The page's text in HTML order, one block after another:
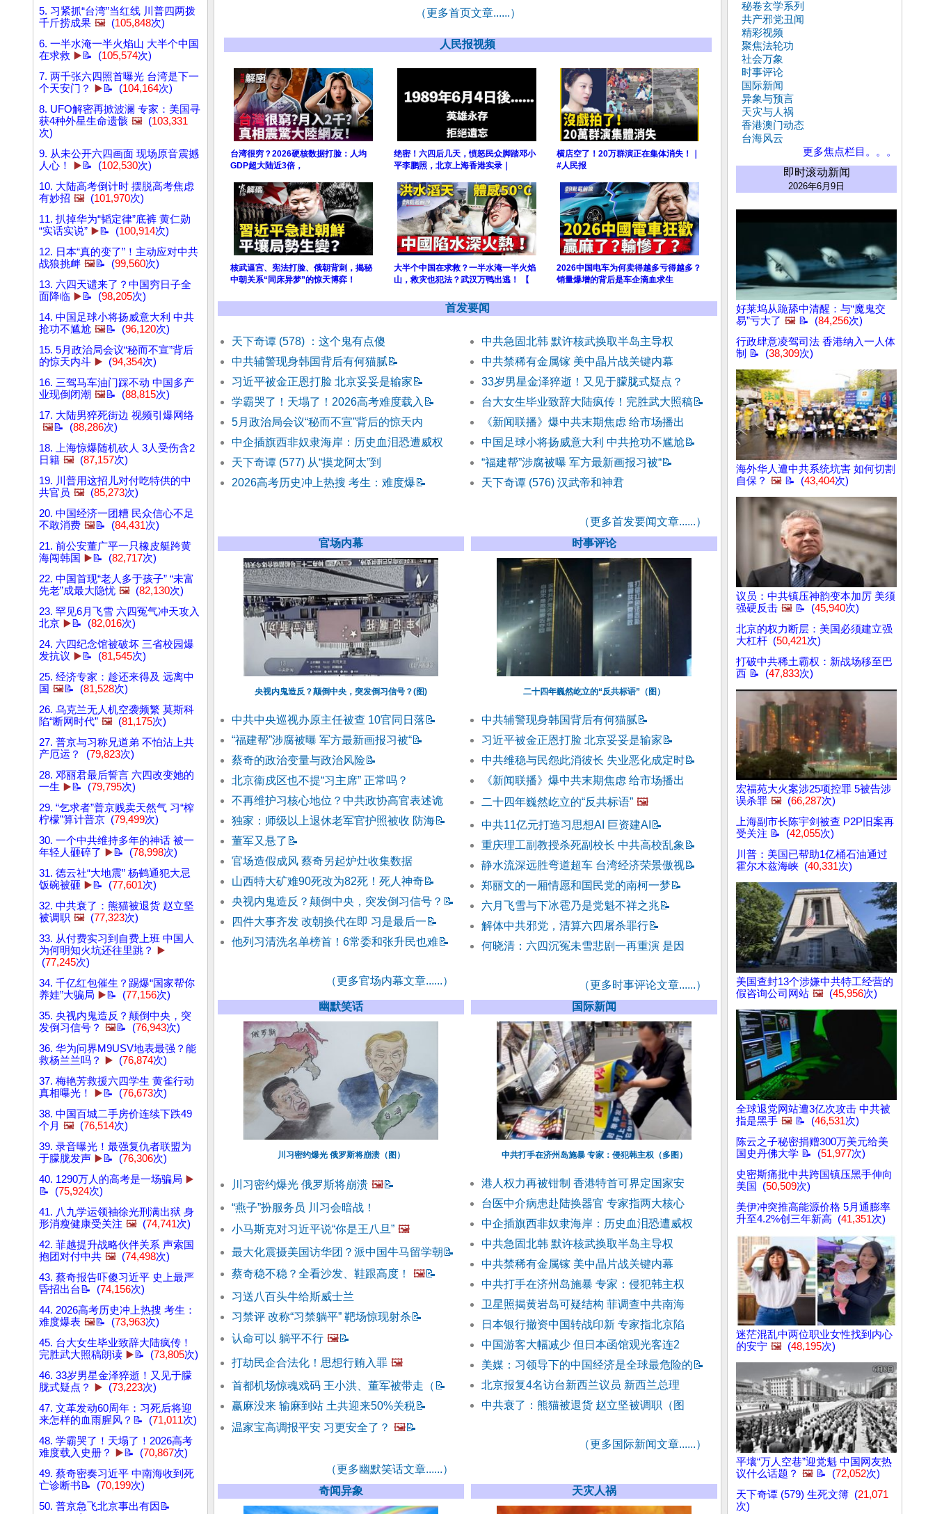
5. 习紧抓“台湾”当红线 川普四两拨
千斤捞成果 🖼️ (105,848次)
6. 一半水淹一半火焰山 大半个中国
在求救 ▶️📝 (105,574次)
7. 两千张六四照首曝光 台湾是下一
个天安门？
▶️📝 (104,164次)
8. UFO解密再掀波澜 专家：美国寻
获4种外星生命遗骸 🖼️ (103,331
次)
9. 从未公开六四画面 现场原音震撼
人心！
▶️📝 (102,530次)
10. 大陆高考倒计时 摆脱高考焦虑
有妙招 🖼️ (101,970次)
11. 扒掉华为“韬定律”底裤 黄仁勋
“实话实说” ▶️📝 (100,914次)
12. 日本“真的变了”！主动应对中共
战狼挑衅 🖼️📝 (99,560次)
13. 六四天谴来了？中国穷日子全
面降临 ▶️📝 (98,205次)
14. 中国足球小将扬威意大利 中共
抢功不尴尬 🖼️📝 (96,120次)
15. 5月政治局会议“秘而不宣”背后
的惊天内斗 ▶️ (94,354次)
16. 三驾马车油门踩不动 中国多产
业现倒闭潮 🖼️📝 (88,815次)
17. 大陆男猝死街边 视频引爆网络
🖼️📝 (88,286次)
18. 上海惊爆随机砍人 3人受伤含2
日籍 🖼️ (87,157次)
19. 川普用这招儿对付吃特供的中
共官员 🖼️ (85,273次)
20. 中国经济一团糟 民众信心不足
不敢消费 🖼️📝 (84,431次)
21. 前公安董广平一只橡皮艇跨黄
海闯韩国 ▶️📝 (82,717次)
22. 中国首现“老人多于孩子” “未富
先老”成最大隐忧 🖼️ (82,130次)
23. 罕见6月飞雪 六四冤气冲天攻入
北京 ▶️📝 (82,016次)
24. 六四纪念馆被破坏 三省校园爆
发抗议 ▶️📝 (81,545次)
25. 经济专家：趁还来得及 远离中
国 🖼️📝 (81,528次)
26. 乌克兰无人机空袭频繁 莫斯科
陷“断网时代” 🖼️ (81,175次)
27. 普京与习称兄道弟 不怕沾上共
产厄运？ (79,823次)
28. 邓丽君最后誓言 六四改变她的
一生 ▶️📝 (79,795次)
29. “乞求者”普京贱卖天然气 习“榨
柠檬”算计普京 (79,499次)
30. 一个中共维持多年的神话 被一
年轻人砸碎了 ▶️📝 (78,998次)
31. 德云社“大地震” 杨鹤通犯大忌
饭碗被砸 ▶️📝 (77,601次)
32. 中共衰了：熊猫被退货 赵立坚
被调职 🖼️ (77,323次)
33. 从付费实习到自费上班 中国人
为何明知火坑还往里跳？
▶️
(77,245次)
34. 千亿红包催生？踢爆“国家帮你
养娃”大骗局 ▶️📝 (77,156次)
35. 央视内鬼造反？颠倒中央，突
发倒习信号？ 🖼️📝 (76,943次)
36. 华为问界M9USV地表最强？能
救杨兰兰吗？
▶️ (76,874次)
37. 梅艳芳救援六四学生 黄雀行动
真相曝光！
▶️📝 (76,673次)
38. 中国百城二手房价连续下跌49
个月 🖼️ (76,514次)
39. 录音曝光！最强复仇者联盟为
于朦胧发声 ▶️📝 (76,306次)
40. 1290万人的高考是一场骗局 ▶️
📝 (75,924次)
41. 八九学运领袖徐光刑满出狱 身
形消瘦健康受关注 🖼️ (74,741次)
42. 菲越提升战略伙伴关系 声索国
抱团对付中共 🖼️ (74,498次)
43. 蔡奇报告吓傻习近平 史上最严
昏招出台📝 (74,156次)
44. 2026高考历史冲上热搜 考生：
难度爆表 🖼️📝 (73,963次)
45. 台大女生毕业致辞大陆疯传！
完胜武大照稿朗读 ▶️📝 (73,805次)
46. 33岁男星金泽猝逝！又见于朦
胧式疑点？
▶️ (73,223次)
47. 文革发动60周年：习死后将迎
来怎样的血雨腥风？📝 (71,011次)
48. 学霸哭了！天塌了！2026高考
难度载入史册？
▶️📝 (70,867次)
49. 蔡奇密奏习近平 中南海收到死
亡诊断书📝 (70,199次)
50. 普京急飞北京事出有因📝
（更多首页文章......）
人民报视频
台湾很穷？2026硬核数据打脸：人均
GDP超大陆近3倍，
绝密！六四后几天，愤怒民众脚踏邓小
平李鹏照，北京上海香港实录｜
横店空了！20万群演正在集体消失！｜
#人民报
核武逼宫、宪法打脸、俄朝背刺，揭秘
中朝关系“同床异梦”的惊天博弈！
大半个中国在求救？一半水淹一半火焰
山，救灾也犯法？武汉万鸭出逃！ 【
2026中国电车为何卖得越多亏得越多？
销量爆增的背后是车企滴血求生
首发要闻
天下奇谭 (578) ：这个鬼有点傻
中共辅警现身韩国背后有何猫腻📝
习近平被金正恩打脸 北京妥妥是输家 📝
学霸哭了！天塌了！2026高考难度载入 📝
5月政治局会议“秘而不宣”背后的惊天内
中企插旗西非奴隶海岸：历史血泪恐遭威权
天下奇谭 (577) 从“摸龙阿太”到
2026高考历史冲上热搜 考生：难度爆 📝
中共急固北韩 默许核武换取半岛主导权
中共禁稀有金属镓 美中晶片战关键内幕
33岁男星金泽猝逝！又见于朦胧式疑点？
台大女生毕业致辞大陆疯传！完胜武大照稿📝
《新闻联播》爆中共末期焦虑 给市场播出
中国足球小将扬威意大利 中共抢功不尴尬📝
“福建帮”涉腐被曝 军方最新画报习被“📝
天下奇谭 (576) 汉武帝和神君
（更多首发要闻文章......）
官场内幕
央视内鬼造反？颠倒中央，突发倒习信号？(图)
中共中央巡视办原主任被查 10官同日落 📝
“福建帮”涉腐被曝 军方最新画报习被“📝
蔡奇的政治变量与政治风险📝
北京衞戍区也不提“习主席” 正常吗？
不再维护习核心地位？中共政协高官表述诡
独家：师级以上退休老军官护照被收 防海📝
董军又悬了 📝
官场造假成风 蔡奇另起炉灶收集数据
山西特大矿难90死改为82死！死人神奇📝
央视内鬼造反？颠倒中央，突发倒习信号？ 📝
四件大事齐发 改朝换代在即 习是最后一 📝
他列习清洗名单榜首！6常委和张升民也难📝
（更多官场内幕文章......）
时事评论
二十四年巍然屹立的“反共标语”（图）
中共辅警现身韩国背后有何猫腻📝
习近平被金正恩打脸 北京妥妥是输家 📝
中共维稳与民怨此消彼长 失业恶化成定时📝
《新闻联播》爆中共末期焦虑 给市场播出
二十四年巍然屹立的“反共标语” 🖼️
中共11亿元打造习思想AI 巨资建AI 📝
重庆理工副教授杀死副校长 中共高校乱象 📝
静水流深远胜弯道超车 台湾经济荣景傲视📝
郑丽文的一厢情愿和国民党的南柯一梦📝
六月飞雪与下冰雹乃是党魁不祥之兆📝
解体中共邪党，清算六四屠杀罪行📝
何晓清：六四沉冤未雪悲剧一再重演 是因
（更多时事评论文章......）
幽默笑话
川习密约爆光 俄罗斯将崩溃（图）
川习密约爆光 俄罗斯将崩溃 🖼️📝
“燕子”扮服务员 川习会暗战！
小马斯克对习近平说“你是王八旦” 🖼️
最大化震摄美国访华团？派中国牛马留学朝 📝
蔡奇稳不稳？全看沙发、鞋跟高度！
🖼️📝
习送八百头牛给斯威士兰
习禁评 改称“习禁躺平” 靶场惊现射杀📝
认命可以 躺平不行 🖼️📝
打劫民企合法化！思想行贿入罪 🖼️
首都机场惊魂戏码 王小洪、董军被带走（ 📝
赢麻没来 输麻到站 土共迎来50%关税📝
温家宝高调报平安 习更安全了？ 🖼️📝
（更多幽默笑话文章......）
国际新闻
中共打手在济州岛施暴 专家：侵犯韩主权（多图）
港人权力再被钳制 香港特首可界定国家安
台医中介病患赴陆换器官 专家指两大核心
中企插旗西非奴隶海岸：历史血泪恐遭威权
中共急固北韩 默许核武换取半岛主导权
中共禁稀有金属镓 美中晶片战关键内幕
中共打手在济州岛施暴 专家：侵犯韩主权
卫星照揭黄岩岛可疑结构 菲调查中共南海
日本银行撤资中国转战印新 专家指北京陷
中国游客大幅减少 但日本函馆观光客连2
美媒：习领导下的中国经济是全球最危险的 📝
北京报复4名访台新西兰议员 新西兰总理
中共衰了：熊猫被退货 赵立坚被调职（图
（更多国际新闻文章......）
奇闻异象 天灾人祸
秘卷玄学系列
共产邪党丑闻
精彩视频
聚焦法轮功
社会万象
时事评论
国际新闻
异象与预言
天灾与人祸
香港澳门动态
台海风云
更多焦点栏目。。。
即时滚动新闻
2026年6月9日
好莱坞从跪舔中清醒：与“魔鬼交
易”亏大了 🖼️ 📝 (84,256次)
行政肆意凌驾司法 香港纳入一人体
制 📝 (38,309次)
海外华人遭中共系统坑害 如何切割
自保？ 🖼️ 📝 (43,404次)
议员：中共镇压神韵变本加厉 美须
强硬反击 🖼️ 📝 (45,940次)
北京的权力断层：美国必须建立强
大杠杆 (50,421次)
打破中共稀土霸权：新战场移至巴
西 📝 (47,833次)
宏福苑大火案涉25项控罪 5被告涉
误杀罪 🖼️ (66,287次)
上海副市长陈宇剑被查 P2P旧案再
受关注 📝 (42,055次)
川普：美国已帮助1亿桶石油通过
霍尔木兹海峡 (40,331次)
美国查封13个涉嫌中共特工经营的
假咨询公司网站 🖼️ (45,956次)
全球退党网站遭3亿次攻击 中共被
指是黑手 🖼️ 📝 (46,531次)
陈云之子秘密捐赠300万美元给美
国史丹佛大学 📝 (51,977次)
史密斯痛批中共跨国镇压黑手伸向
美国 (50,509次)
美伊冲突推高能源价格 5月通膨率
升至4.2%创三年新高 (41,351次)
迷茫混乱中两位职业女性找到内心
的安宁 🖼️ (48,195次)
平壤“万人空巷”迎党魁 中国网友热
议什么话题？ 🖼️ 📝 (72,052次)
天下奇谭 (579) 生死文簿 (21,071
次)